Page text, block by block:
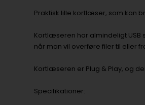
Praktisk lille kortlæser, som kan
Kortlæseren har almindeligt
når man vil overføre filer til eller
Kortlæseren er Plug & Play, og
Specifikationer: